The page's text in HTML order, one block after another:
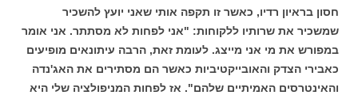
חסון בראיון רדיו, כאשר זו תקפה אותי שאני יועץ להשכיר
שמשכיר את שרותיו ללקוחות: "אני לפחות לא מסתתר. אני אומר
במפורש את מי אני מייצג. לעומת זאת, הרבה עיתונאים מופיעים
כאבירי הצדק והאובייקטיביות כאשר הם מסתירים את האג'נדה
והאינטרסים האמיתיים שלהם". אז לפחות המניפולציה שלי היא